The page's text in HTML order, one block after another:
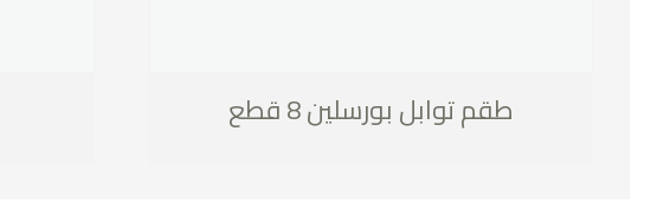
طقم توابل بورسلين 8 قطع